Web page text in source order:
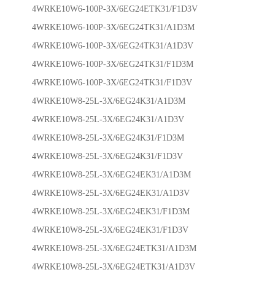
4WRKE10W6-100P-3X/6EG24ETK31/F1D3V
4WRKE10W6-100P-3X/6EG24TK31/A1D3M
4WRKE10W6-100P-3X/6EG24TK31/A1D3V
4WRKE10W6-100P-3X/6EG24TK31/F1D3M
4WRKE10W6-100P-3X/6EG24TK31/F1D3V
4WRKE10W8-25L-3X/6EG24K31/A1D3M
4WRKE10W8-25L-3X/6EG24K31/A1D3V
4WRKE10W8-25L-3X/6EG24K31/F1D3M
4WRKE10W8-25L-3X/6EG24K31/F1D3V
4WRKE10W8-25L-3X/6EG24EK31/A1D3M
4WRKE10W8-25L-3X/6EG24EK31/A1D3V
4WRKE10W8-25L-3X/6EG24EK31/F1D3M
4WRKE10W8-25L-3X/6EG24EK31/F1D3V
4WRKE10W8-25L-3X/6EG24ETK31/A1D3M
4WRKE10W8-25L-3X/6EG24ETK31/A1D3V